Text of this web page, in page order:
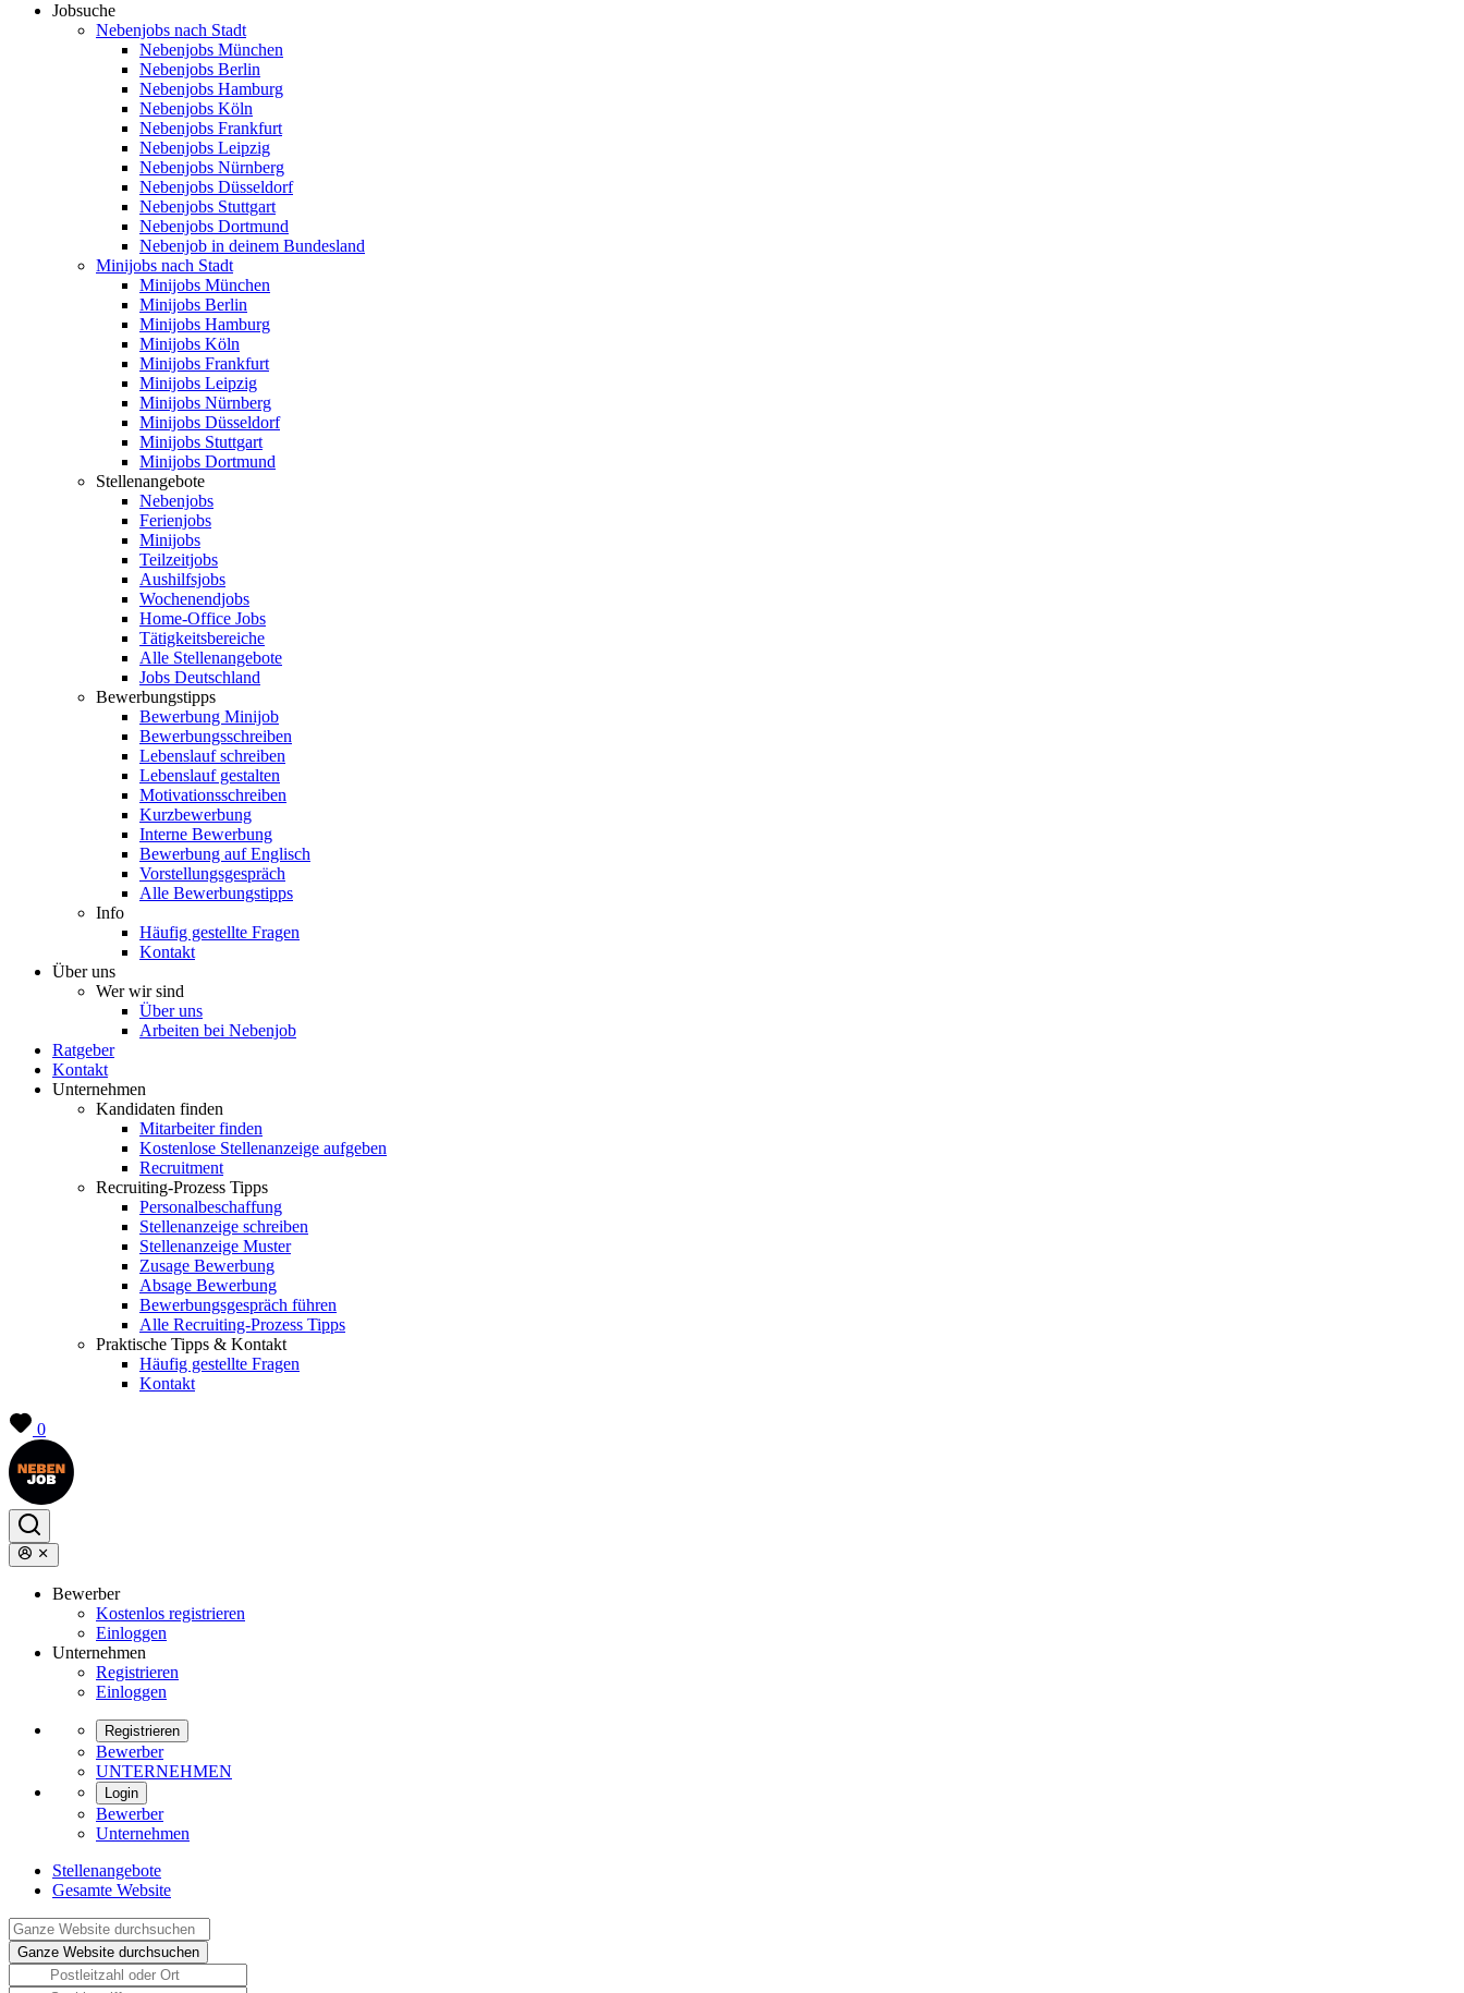
Jobsuche
Nebenjobs nach Stadt
Nebenjobs München
Nebenjobs Berlin
Nebenjobs Hamburg
Nebenjobs Köln
Nebenjobs Frankfurt
Nebenjobs Leipzig
Nebenjobs Nürnberg
Nebenjobs Düsseldorf
Nebenjobs Stuttgart
Nebenjobs Dortmund
Nebenjob in deinem Bundesland
Minijobs nach Stadt
Minijobs München
Minijobs Berlin
Minijobs Hamburg
Minijobs Köln
Minijobs Frankfurt
Minijobs Leipzig
Minijobs Nürnberg
Minijobs Düsseldorf
Minijobs Stuttgart
Minijobs Dortmund
Stellenangebote
Nebenjobs
Ferienjobs
Minijobs
Teilzeitjobs
Aushilfsjobs
Wochenendjobs
Home-Office Jobs
Tätigkeitsbereiche
Alle Stellenangebote
Jobs Deutschland
Bewerbungstipps
Bewerbung Minijob
Bewerbungsschreiben
Lebenslauf schreiben
Lebenslauf gestalten
Motivationsschreiben
Kurzbewerbung
Interne Bewerbung
Bewerbung auf Englisch
Vorstellungsgespräch
Alle Bewerbungstipps
Info
Häufig gestellte Fragen
Kontakt
Über uns
Wer wir sind
Über uns
Arbeiten bei Nebenjob
Ratgeber
Kontakt
Unternehmen
Kandidaten finden
Mitarbeiter finden
Kostenlose Stellenanzeige aufgeben
Recruitment
Recruiting-Prozess Tipps
Personalbeschaffung
Stellenanzeige schreiben
Stellenanzeige Muster
Zusage Bewerbung
Absage Bewerbung
Bewerbungsgespräch führen
Alle Recruiting-Prozess Tipps
Praktische Tipps & Kontakt
Häufig gestellte Fragen
Kontakt
0
Bewerber
Kostenlos registrieren
Einloggen
Unternehmen
Registrieren
Einloggen
Registrieren
Bewerber
UNTERNEHMEN
Login
Bewerber
Unternehmen
Stellenangebote
Gesamte Website